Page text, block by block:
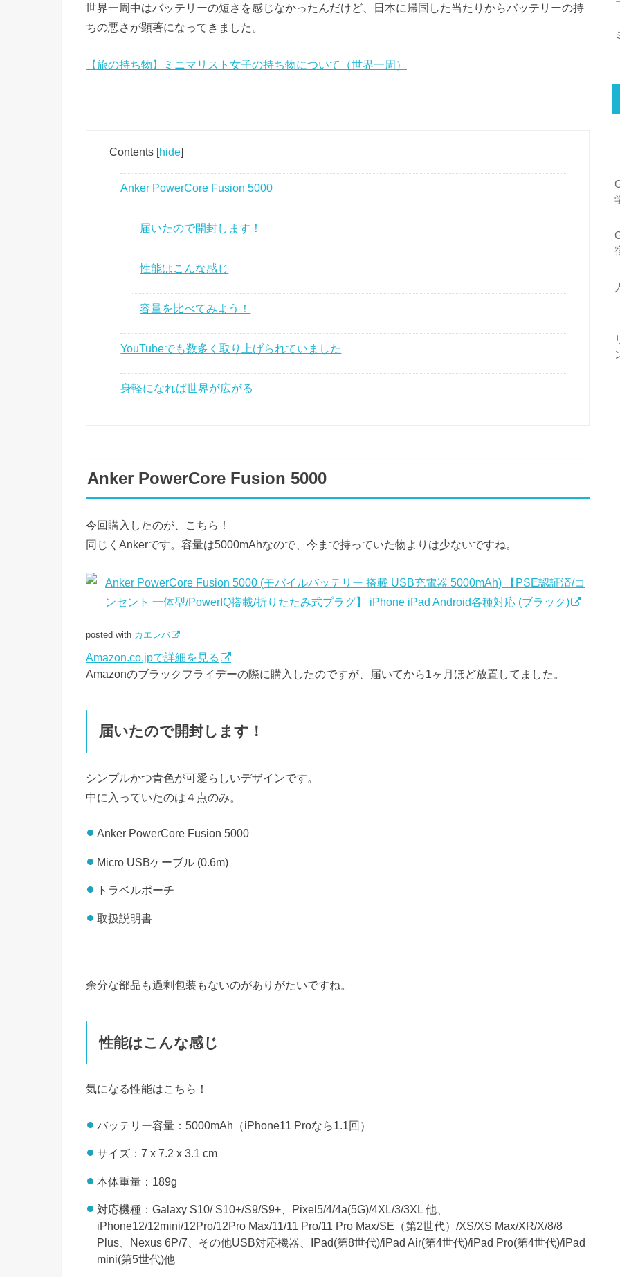
世界一周中はバッテリーの短さを感じなかったんだけど、日本に帰国した当たりからバッテリーの持
ちの悪さが顕著になってきました。
【旅の持ち物】ミニマリスト女子の持ち物について（世界一周）
Contents [hide]
Anker PowerCore Fusion 5000
届いたので開封します！
性能はこんな感じ
容量を比べてみよう！
YouTubeでも数多く取り上げられていました
身軽になれば世界が広がる
Anker PowerCore Fusion 5000
今回購入したのが、こちら！
同じくAnkerです。容量は5000mAhなので、今まで持っていた物よりは少ないですね。
Anker PowerCore Fusion 5000 (モバイルバッテリー 搭載 USB充電器 5000mAh) 【PSE認証済/コ
ンセント 一体型/PowerIQ搭載/折りたたみ式プラグ】 iPhone iPad Android各種対応 (ブラック)
posted with カエレバ
Amazon.co.jpで詳細を見る
Amazonのブラックフライデーの際に購入したのですが、届いてから1ヶ月ほど放置してました。
届いたので開封します！
シンプルかつ青色が可愛らしいデザインです。
中に入っていたのは４点のみ。
Anker PowerCore Fusion 5000
Micro USBケーブル (0.6m)
トラベルポーチ
取扱説明書
余分な部品も過剰包装もないのがありがたいですね。
性能はこんな感じ
気になる性能はこちら！
バッテリー容量：5000mAh（iPhone11 Proなら1.1回）
サイズ：7 x 7.2 x 3.1 cm
本体重量：189g
対応機種：Galaxy S10/ S10+/S9/S9+、Pixel5/4/4a(5G)/4XL/3/3XL 他、
iPhone12/12mini/12Pro/12Pro Max/11/11 Pro/11 Pro Max/SE（第2世代）/XS/XS Max/XR/X/8/8
Plus、Nexus 6P/7、その他USB対応機器、IPad(第8世代)/iPad Air(第4世代)/iPad Pro(第4世代)/iPad
mini(第5世代)他